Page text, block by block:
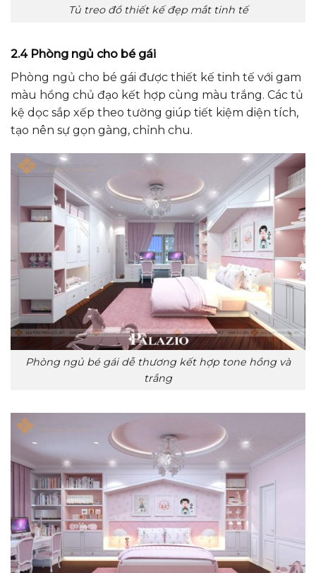
Tủ treo đồ thiết kế đẹp mắt tinh tế
2.4 Phòng ngủ cho bé gái
Phòng ngủ cho bé gái được thiết kế tinh tế với gam
màu hồng chủ đạo kết hợp cùng màu trắng. Các tủ
kệ dọc sắp xếp theo tường giúp tiết kiệm diện tích,
tạo nên sự gọn gàng, chỉnh chu.
Phòng ngủ bé gái dễ thương kết hợp tone hồng và
trắng